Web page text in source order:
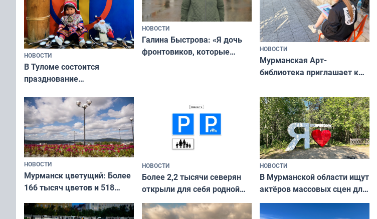
НОВОСТИ
В Туломе состоится
празднование
коренных народов мира
НОВОСТИ
Галина Быстрова: «Я дочь
фронтовиков, которые
НОВОСТИ
Мурманская Арт-
библиотека приглашает к
и фотографов
НОВОСТИ
Мурманск цветущий: Более
166 тысяч цветов и 518
НОВОСТИ
Более 2,2 тысячи северян
открыли для себя родной
край в рамках проекта
«Туризм для своих»
НОВОСТИ
В Мурманской области ищут
актёров массовых сцен для
съёмок в
короткометражном фильме